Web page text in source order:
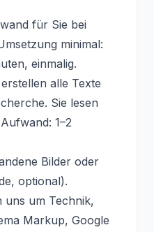
für Sie bei
minimal:
einmalig.
alle Texte
Sie lesen
1–2
Bilder oder
optional).
uns um Technik,
Markup, Google